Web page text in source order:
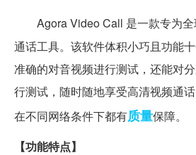
Agora Video Call 是一款专为全
通话工具。该软件体积小巧且功能
准确的对音视频进行测试，还能对
行测试，随时随地享受高清视频通
在不同网络条件下都有质量保障。
【功能特点】